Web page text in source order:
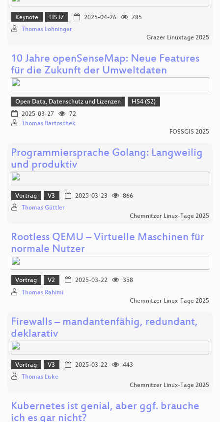
Keynote HS i7 2025-04-26
785
Thomas Lohninger
Grazer Linuxtage 2025
10 Jahre openSenseMap: Neue Features
für die Zukunft der Umweltdaten
Open Data, Datenschutz und Lizenzen
HS4 (S2)
2025-03-27
72
Thomas Bartoschek
FOSSGIS 2025
Programmiersprache Golang: Langweilig
und produktiv
Vortrag V3 2025-03-23
866
Thomas Güttler
Chemnitzer Linux-Tage 2025
Rootless QEMU – Virtuelle Maschinen für
normale Nutzer
Vortrag V2 2025-03-22
358
Thomas Rahimi
Chemnitzer Linux-Tage 2025
Firewalls – mandantenfähig, redundant,
deklarativ
Vortrag V3 2025-03-22
443
Thomas Liske
Chemnitzer Linux-Tage 2025
Kubernetes ist genial, aber ggf. brauche
ich es gar nicht?